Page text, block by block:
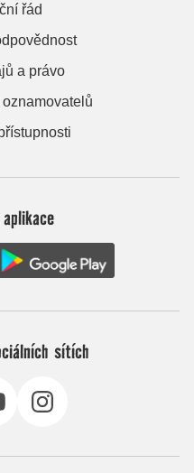
řád
a právo
aplikace
sítích